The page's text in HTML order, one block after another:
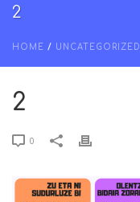
2
HOME / UNCATEGORIZED
2
0